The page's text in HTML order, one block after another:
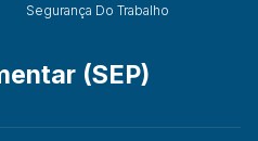
Segurança Do Trabalho
(SEP)